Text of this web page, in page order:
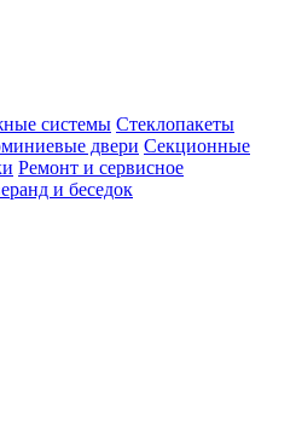
системы Стеклопакеты
двери Секционные
Ремонт и сервисное
и беседок